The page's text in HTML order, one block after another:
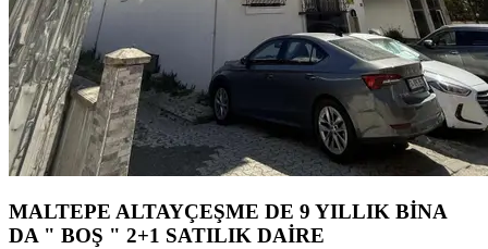
MALTEPE ALTAYÇEŞME DE 9 YILLIK BİNA
DA " BOŞ " 2+1 SATILIK DAİRE